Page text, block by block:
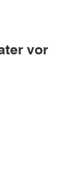
vor